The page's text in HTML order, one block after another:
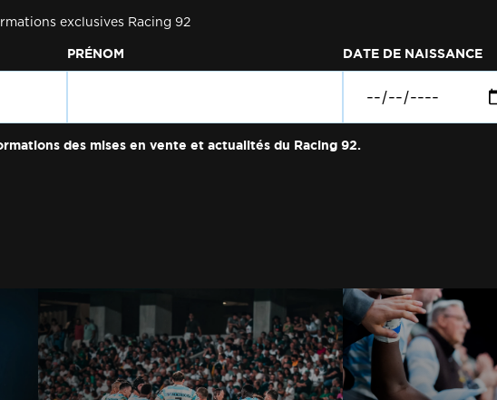
exclusives Racing 92
PRÉNOM DATE DE NAISSANCE
des mises en vente et actualités du Racing 92.